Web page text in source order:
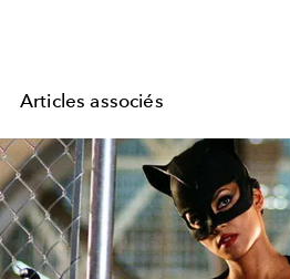
Articles associés